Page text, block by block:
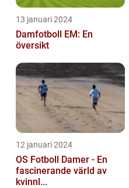
13 januari 2024
Damfotboll EM: En
översikt
12 januari 2024
OS Fotboll Damer - En
fascinerande värld av
kvinnl...